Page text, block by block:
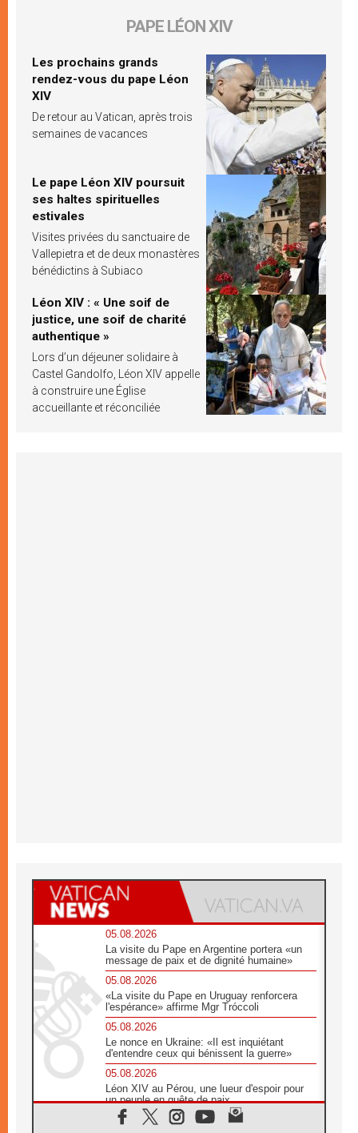
PAPE LÉON XIV
Les prochains grands
rendez-vous du pape Léon
XIV
De retour au Vatican, après trois
semaines de vacances
Le pape Léon XIV poursuit
ses haltes spirituelles
estivales
Visites privées du sanctuaire de
Vallepietra et de deux monastères
bénédictins à Subiaco
Léon XIV : « Une soif de
justice, une soif de charité
authentique »
Lors d’un déjeuner solidaire à
Castel Gandolfo, Léon XIV appelle
à construire une Église
accueillante et réconciliée
05.08.2026
La visite du Pape en Argentine portera «un
message de paix et de dignité humaine»
05.08.2026
«La visite du Pape en Uruguay renforcera
l'espérance» affirme Mgr Tróccoli
05.08.2026
Le nonce en Ukraine: «Il est inquiétant
d'entendre ceux qui bénissent la guerre»
05.08.2026
Léon XIV au Pérou, une lueur d'espoir pour
un peuple en quête de paix
05.08.2026